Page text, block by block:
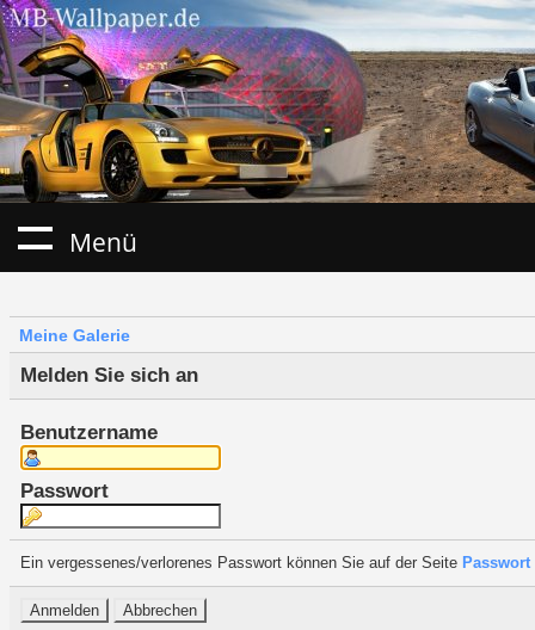
Menü
Meine Galerie
Melden Sie sich an
Benutzername
Passwort
Ein vergessenes/verlorenes Passwort können Sie auf der Seite